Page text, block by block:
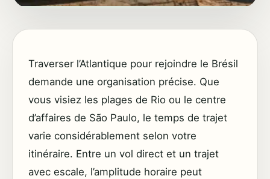
Traverser l’Atlantique pour rejoindre le Brésil
demande une organisation précise. Que
vous visiez les plages de Rio ou le centre
d’affaires de São Paulo, le temps de trajet
varie considérablement selon votre
itinéraire. Entre un vol direct et un trajet
avec escale, l’amplitude horaire peut